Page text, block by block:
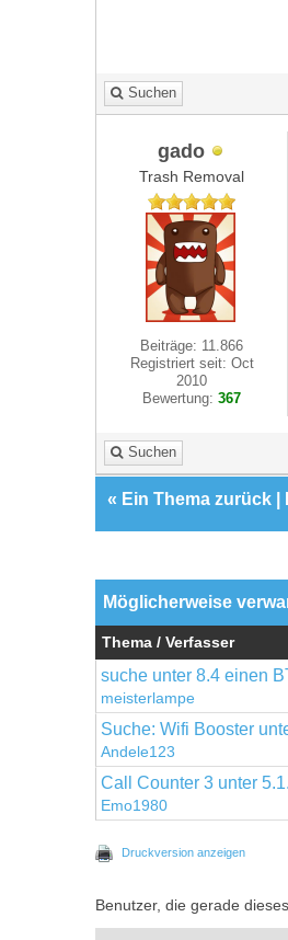
Suchen
gado
Trash Removal
Beiträge: 11.866
Registriert seit: Oct
2010
Bewertung:367
Suchen
« Ein Thema zurück
Möglicherweise
Thema / Verfasser
suche unter 8.4 einen
meisterlampe
Suche: Wifi Booster
Andele123
Call Counter 3 unter
Emo1980
Druckversion anzeigen
Benutzer, die gerade